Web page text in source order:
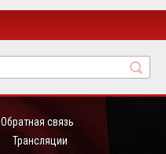
Обратная связь
Трансляции